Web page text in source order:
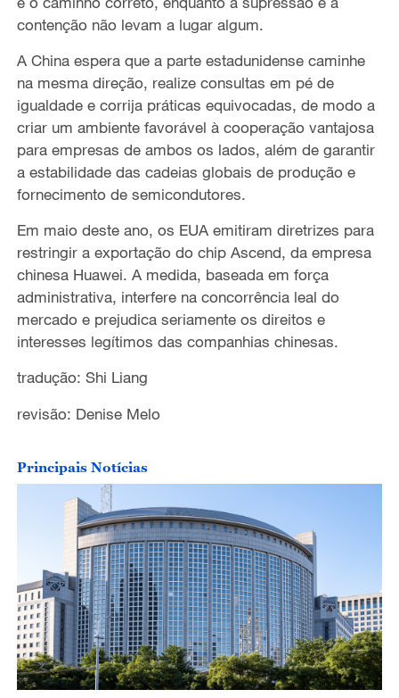
contenção não levam a lugar algum.
A China espera que a parte estadunidense caminhe
na mesma direção, realize consultas em pé de
igualdade e corrija práticas equivocadas, de modo a
criar um ambiente favorável à cooperação vantajosa
para empresas de ambos os lados, além de garantir
a estabilidade das cadeias globais de produção e
fornecimento de semicondutores.
Em maio deste ano, os EUA emitiram diretrizes para
restringir a exportação do chip Ascend, da empresa
chinesa Huawei. A medida, baseada em força
administrativa, interfere na concorrência leal do
mercado e prejudica seriamente os direitos e
interesses legítimos das companhias chinesas.
tradução: Shi Liang
revisão: Denise Melo
Principais Notícias